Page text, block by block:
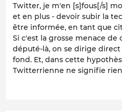
Twitter, je m'en [s]fous[/s]
et en plus - devoir subir la
être informée, en tant que
Si c'est la grosse menace de
député-là, on se dirige
fond. Et, dans cette
Twitterrienne ne signifie